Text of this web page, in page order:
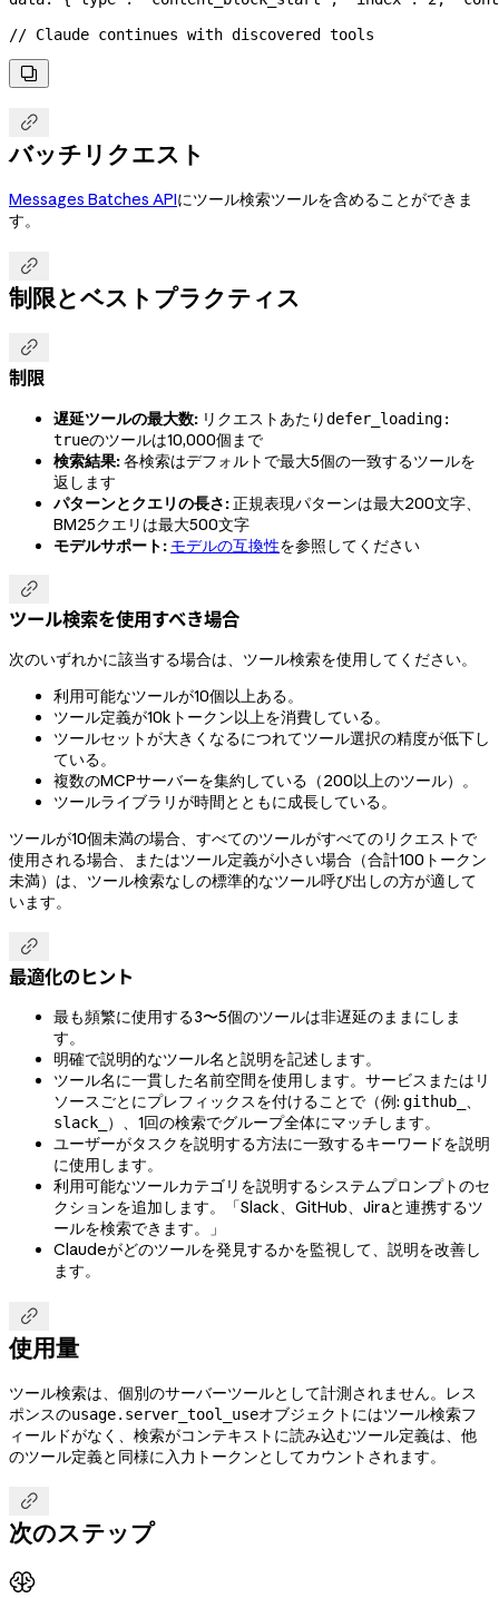
// Claude continues with discovered tools


バッチリクエスト
Messages Batches APIにツール検索ツールを含めることができま
す。

制限とベストプラクティス

制限
遅延ツールの最大数: リクエストあたりdefer_loading:
trueのツールは10,000個まで
検索結果:各検索はデフォルトで最大5個の一致するツールを
返します
パターンとクエリの長さ:正規表現パターンは最大200文字、
BM25クエリは最大500文字
モデルサポート: モデルの互換性を参照してください

ツール検索を使用すべき場合
次のいずれかに該当する場合は、ツール検索を使用してください。
利用可能なツールが10個以上ある。
ツール定義が10kトークン以上を消費している。
ツールセットが大きくなるにつれてツール選択の精度が低下し
ている。
複数のMCPサーバーを集約している（200以上のツール）。
ツールライブラリが時間とともに成長している。
ツールが10個未満の場合、すべてのツールがすべてのリクエストで
使用される場合、またはツール定義が小さい場合（合計100トークン
未満）は、ツール検索なしの標準的なツール呼び出しの方が適して
います。

最適化のヒント
最も頻繁に使用する3〜5個のツールは非遅延のままにしま
す。
明確で説明的なツール名と説明を記述します。
ツール名に一貫した名前空間を使用します。サービスまたはリ
ソースごとにプレフィックスを付けることで（例: github_ 、
slack_
）、1回の検索でグループ全体にマッチします。
ユーザーがタスクを説明する方法に一致するキーワードを説明
に使用します。
利用可能なツールカテゴリを説明するシステムプロンプトのセ
クションを追加します。「Slack、GitHub、Jiraと連携するツ
ールを検索できます。」
Claudeがどのツールを発見するかを監視して、説明を改善し
ます。

使用量
ツール検索は、個別のサーバーツールとして計測されません。レス
ポンスのusage.server_tool_useオブジェクトにはツール検索フ
ィールドがなく、検索がコンテキストに読み込むツール定義は、他
のツール定義と同様に入力トークンとしてカウントされます。

次のステップ